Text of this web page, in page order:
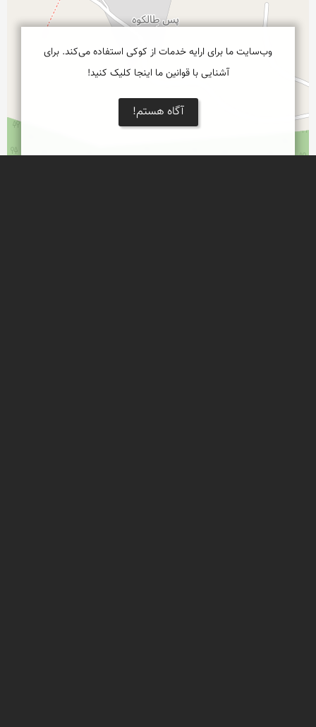
وب‌سایت ما برای ارایه خدمات از کوکی استفاده می‌کند. برای
آشنایی با قوانین ما اینجا کلیک کنید!
آگاه هستم!